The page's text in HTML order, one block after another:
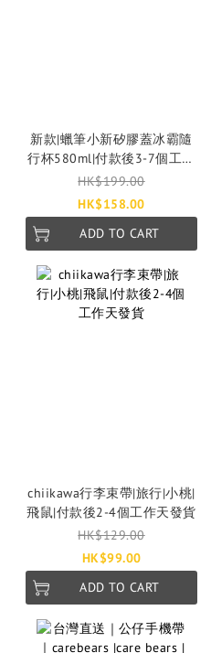
新款|蠟筆小新矽膠蓋冰霸隨
行杯580ml|付款後3-7個工作
天發貨
HK$199.00
HK$158.00
ADD TO CART
chiikawa行李束帶|旅行|小桃|
飛鼠|付款後2-4個工作天發貨
HK$129.00
HK$99.00
ADD TO CART